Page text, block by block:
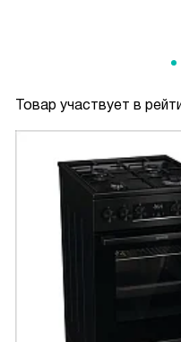
Товар участвует в